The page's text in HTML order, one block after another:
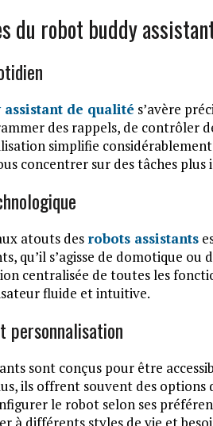
du robot buddy
de qualité s’avère
des rappels, de contrôler
simplifie
concentrer sur des tâches plus
atouts des robots assistants
qu’il s’agisse de domotique
centralisée de toutes les
fluide et intuitive.
personnalisation
sont conçus pour être
ils offrent souvent des
le robot selon ses
à différents styles de vie et